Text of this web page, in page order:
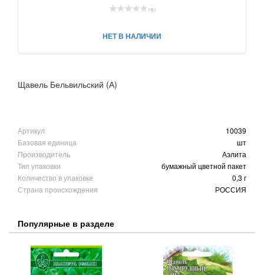
( 0 )
НЕТ В НАЛИЧИИ
Щавель Бельвильский (А)
Артикул
10039
Базовая единица
шт
Производитель
Аэлита
Тип упаковки
бумажный цветной пакет
Количество в упаковке
0,3 г
Страна происхождения
РОССИЯ
Популярные в разделе